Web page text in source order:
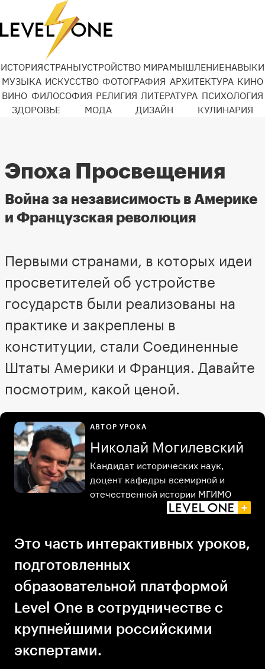
ИСТОРИЯСТРАНЫУСТРОЙСТВО МИРАМЫШЛЕНИЕНАВЫКИ
МУЗЫКА ИСКУССТВО ФОТОГРАФИЯ АРХИТЕКТУРА КИНО
ВИНО ФИЛОСОФИЯ РЕЛИГИЯ ЛИТЕРАТУРА ПСИХОЛОГИЯ
ЗДОРОВЬЕ
МОДА ДИЗАЙН КУЛИНАРИЯ
Эпоха Просвещения
Война за независимость в Америке
и Французская революция
Первыми странами, в которых идеи
просветителей об устройстве
государств были реализованы на
практике и закреплены в
конституции, стали Соединенные
Штаты Америки и Франция. Давайте
посмотрим, какой ценой.
Это часть интерактивных уроков,
подготовленных
образовательной платформой
Level One в сотрудничестве с
крупнейшими российскими
экспертами.
АВТОР УРОКА
Николай Могилевский
Кандидат исторических наук,
доцент кафедры всемирной и
отечественной истории МГИМО